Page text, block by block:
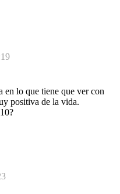
en lo que tiene que ver con
positiva de la vida.